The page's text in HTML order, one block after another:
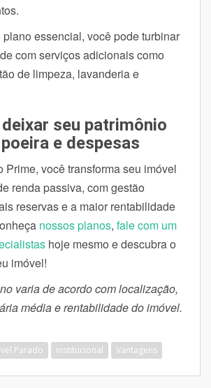
essencial, você pode turbinar
com serviços adicionais como
de limpeza, lavanderia e
seu patrimônio
e despesas
Prime, você transforma seu imóvel
renda passiva, com gestão
reservas e a maior rentabilidade
nossos planos, fale com um
hoje mesmo e descubra o
imóvel!
varia de acordo com localização,
média e rentabilidade do imóvel.
Parado institucional Vantagens